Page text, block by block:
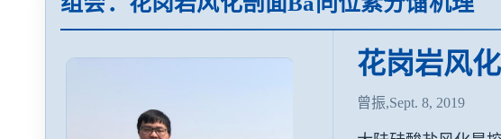
花岗岩风
曾振,Sept. 8, 2019